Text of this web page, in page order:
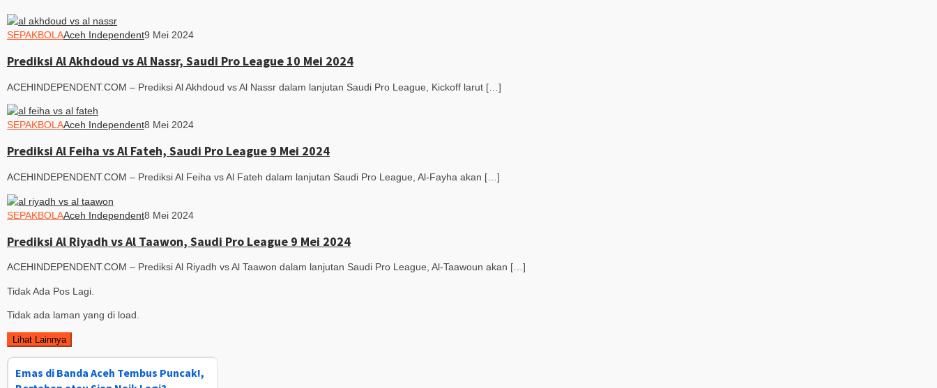
SEPAKBOLAAceh Independent9 Mei 2024
Prediksi Al Akhdoud vs Al Nassr, Saudi Pro League 10 Mei 2024
ACEHINDEPENDENT.COM – Prediksi Al Akhdoud vs Al Nassr dalam lanjutan Saudi Pro League, Kickoff larut […]
SEPAKBOLAAceh Independent8 Mei 2024
Prediksi Al Feiha vs Al Fateh, Saudi Pro League 9 Mei 2024
ACEHINDEPENDENT.COM – Prediksi Al Feiha vs Al Fateh dalam lanjutan Saudi Pro League, Al-Fayha akan […]
SEPAKBOLAAceh Independent8 Mei 2024
Prediksi Al Riyadh vs Al Taawon, Saudi Pro League 9 Mei 2024
ACEHINDEPENDENT.COM – Prediksi Al Riyadh vs Al Taawon dalam lanjutan Saudi Pro League, Al-Taawoun akan […]
Tidak Ada Pos Lagi.
Tidak ada laman yang di load.
Lihat Lainnya
Emas di Banda Aceh Tembus Puncak!,